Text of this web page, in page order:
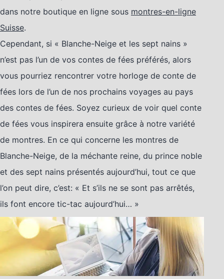
dans notre boutique en ligne sous montres-en-ligne
Suisse.
Cependant, si « Blanche-Neige et les sept nains »
n’est pas l’un de vos contes de fées préférés, alors
vous pourriez rencontrer votre horloge de conte de
fées lors de l’un de nos prochains voyages au pays
des contes de fées. Soyez curieux de voir quel conte
de fées vous inspirera ensuite grâce à notre variété
de montres. En ce qui concerne les montres de
Blanche-Neige, de la méchante reine, du prince noble
et des sept nains présentés aujourd’hui, tout ce que
l’on peut dire, c’est: « Et s’ils ne se sont pas arrêtés,
ils font encore tic-tac aujourd’hui… »